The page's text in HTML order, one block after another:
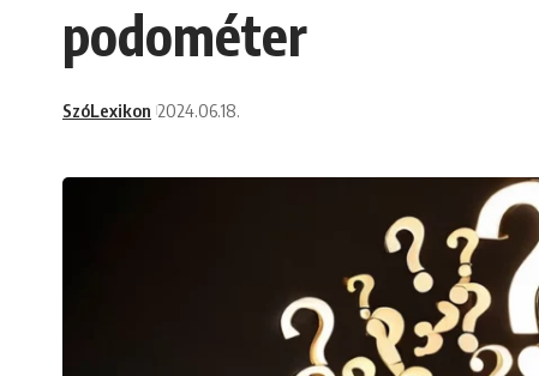
podométer
SzóLexikon 2024.06.18.